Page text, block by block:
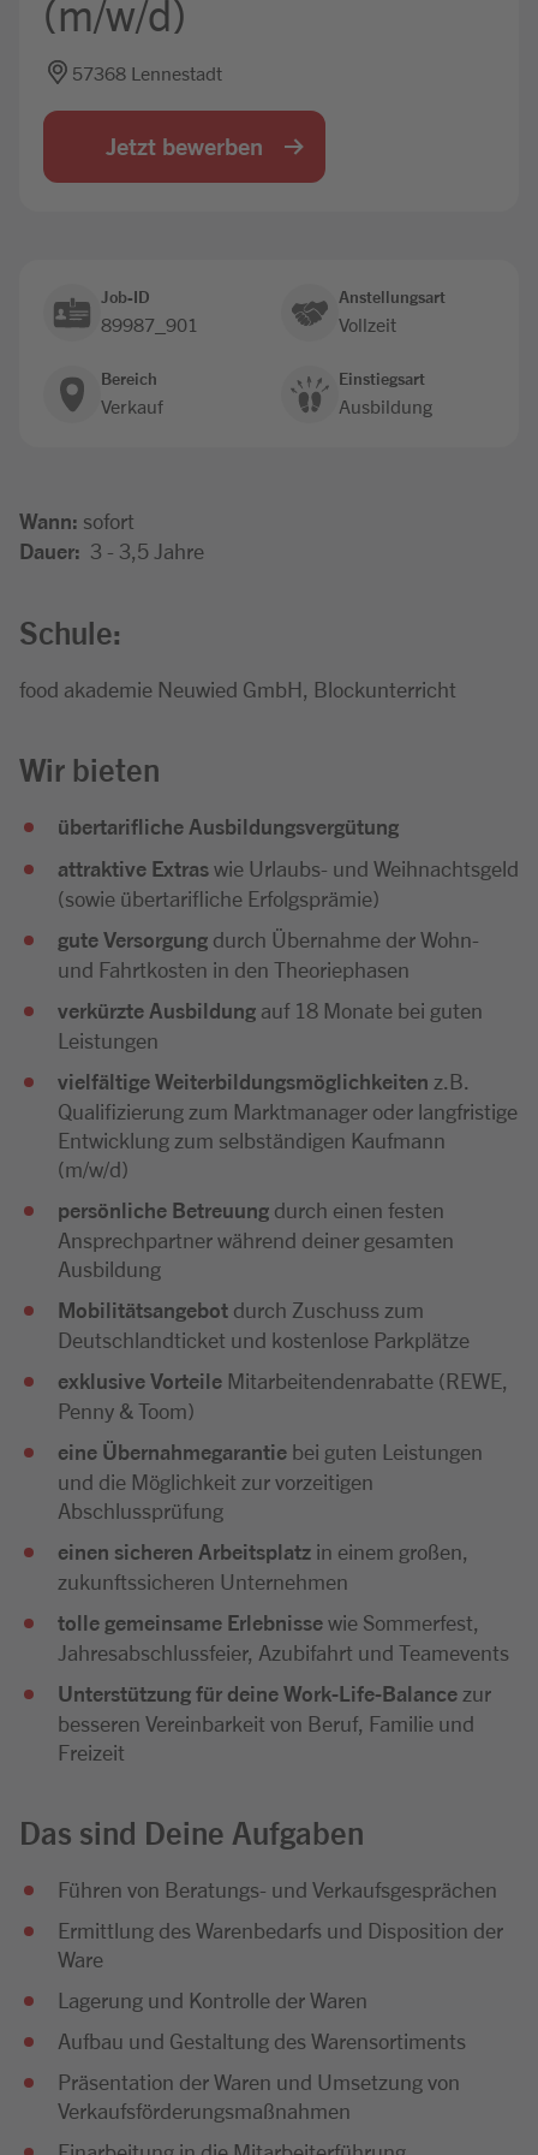
(m/w/d)
57368 Lennestadt
Jetzt bewerben
Job-ID
89987_901
Anstellungsart
Vollzeit
Bereich
Verkauf
Einstiegsart
Ausbildung
Wann: sofort
Dauer: 3 - 3,5 Jahre
Schule:
food akademie Neuwied GmbH, Blockunterricht
Wir bieten
übertarifliche Ausbildungsvergütung
attraktive Extraswie Urlaubs- und Weihnachtsgeld
(sowie übertarifliche Erfolgsprämie)
gute Versorgung durch Übernahme der Wohn-
und Fahrtkosten in den Theoriephasen
verkürzte Ausbildung auf 18 Monate bei guten
Leistungen
vielfältige Weiterbildungsmöglichkeiten z.B.
Qualifizierung zum Marktmanager oder langfristige
Entwicklung zum selbständigen Kaufmann
(m/w/d)
persönliche Betreuung durch einen festen
Ansprechpartner während deiner gesamten
Ausbildung
Mobilitätsangebot durch Zuschuss zum
Deutschlandticket und kostenlose Parkplätze
exklusive Vorteile Mitarbeitendenrabatte (REWE,
Penny & Toom)
eine Übernahmegarantie bei guten Leistungen
und die Möglichkeit zur vorzeitigen
Abschlussprüfung
einen sicheren Arbeitsplatz in einem großen,
zukunftssicheren Unternehmen
tolle gemeinsame Erlebnissewie Sommerfest,
Jahresabschlussfeier, Azubifahrt und Teamevents
Unterstützung für deine Work-Life-Balance zur
besseren Vereinbarkeit von Beruf, Familie und
Freizeit
Das sind Deine Aufgaben
Führen von Beratungs- und Verkaufsgesprächen
Ermittlung des Warenbedarfs und Disposition der
Ware
Lagerung und Kontrolle der Waren
Aufbau und Gestaltung des Warensortiments
Präsentation der Waren und Umsetzung von
Verkaufsförderungsmaßnahmen